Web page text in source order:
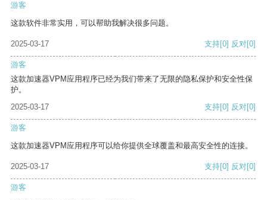
游客
这款软件非常实用，可以帮助我解决很多问题。
2025-03-17 支持[0] 反对[0]
游客
这款加速器VPM应用程序已经为我们带来了无限的隐私保护和安全性保
护。
2025-03-17
支持[0] 反对[0]
游客
这款加速器VPM应用程序可以给你提供全球覆盖和最高安全性的连接。
2025-03-17 支持[0] 反对[0]
游客